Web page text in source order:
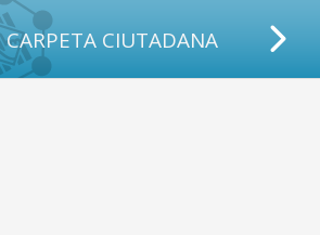
CARPETA CIUTADANA